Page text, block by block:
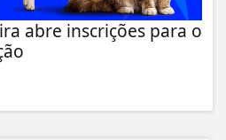
abre inscrições para o